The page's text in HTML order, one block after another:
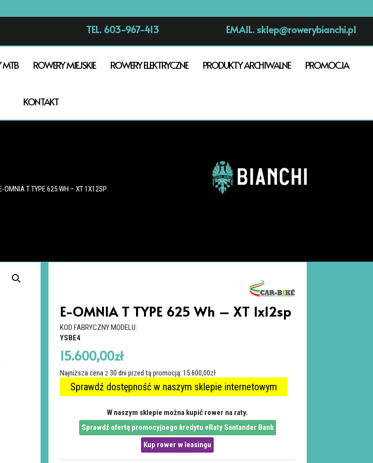
TEL. 603-967-413 EMAIL. sklep@rowerybianchi.pl
MTB ROWERY MIEJSKIE ROWERY ELEKTRYCZNE PRODUKTY ARCHIWALNE PROMOCJA
KONTAKT
OMNIA T TYPE 625 WH – XT 1X12SP
E-OMNIA T TYPE 625 Wh – XT 1x12sp
KOD FABRYCZNY MODELU:
YSBE4
15.600,00zł
Najniższa cena z 30 dni przed tą promocją:15.600,00zł
Sprawdź dostępność w naszym sklepie internetowym
W naszym sklepie można kupić rower na raty.
Sprawdź ofertę promocyjnego kredytu eRaty Santander Bank
Kup rower w leasingu